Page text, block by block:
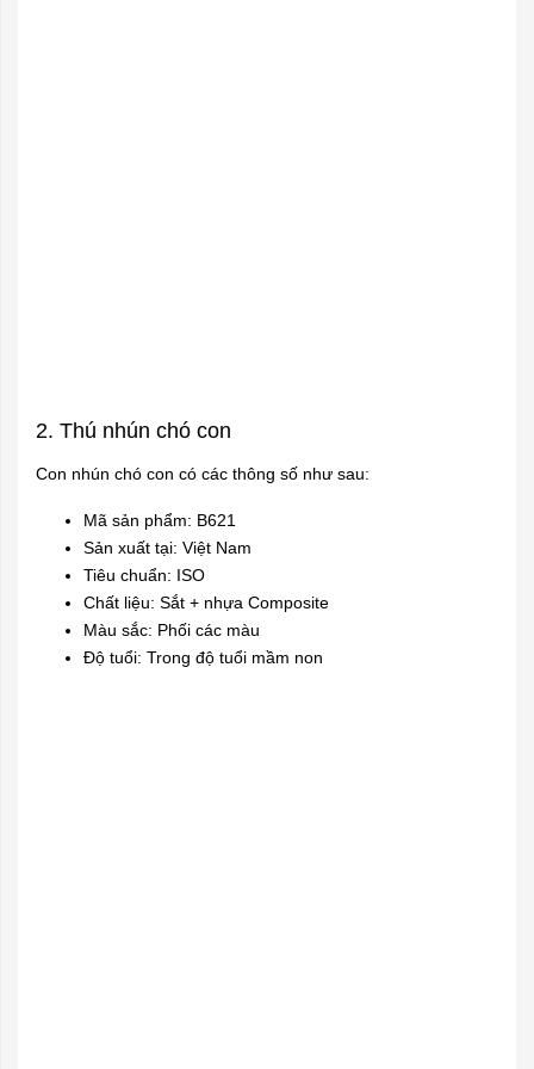
2. Thú nhún chó con
Con nhún chó con có các thông số như sau:
Mã sản phẩm: B621
Sản xuất tại: Việt Nam
Tiêu chuẩn: ISO
Chất liệu: Sắt + nhựa Composite
Màu sắc: Phối các màu
Độ tuổi: Trong độ tuổi mầm non